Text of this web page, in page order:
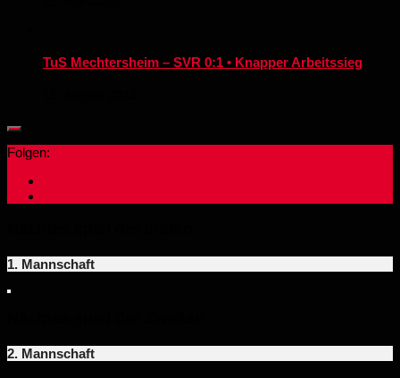
TuS Mechtersheim – SVR 0:1 • Knapper Arbeitssieg
Folgen:
1. Mannschaft
2. Mannschaft